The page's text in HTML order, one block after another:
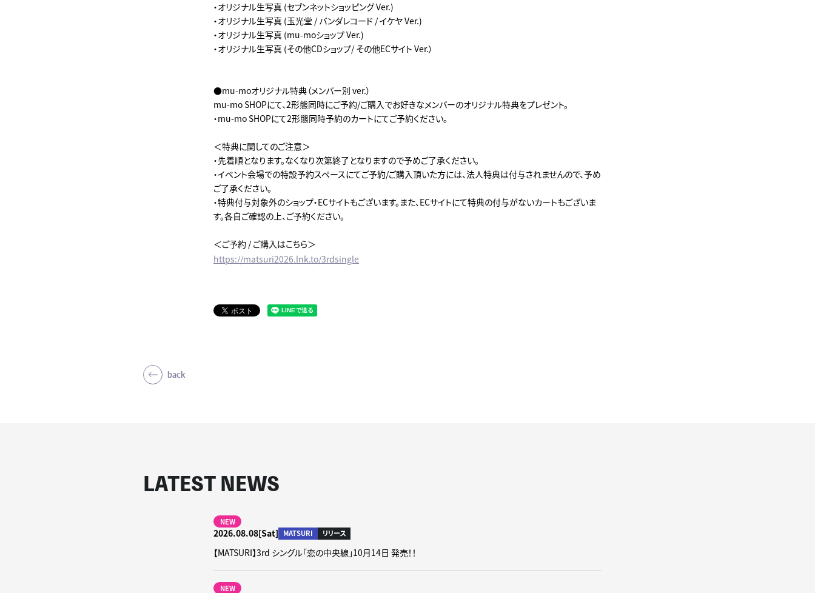
・オリジナル生写真 (セブンネットショッピング Ver.)
・オリジナル生写真 (玉光堂 / バンダレコード / イケヤ Ver.)
・オリジナル生写真 (mu-moショップ Ver.)
・オリジナル生写真 (その他CDショップ/ その他ECサイト Ver.）
●mu-moオリジナル特典（メンバー別 ver.）
mu-mo SHOPにて、2形態同時にご予約/ご購入でお好きなメンバーのオリジナル特典をプレゼント。
・mu-mo SHOPにて2形態同時予約のカートにてご予約ください。
＜特典に関してのご注意＞
・先着順となります。なくなり次第終了となりますので予めご了承ください。
・イベント会場での特設予約スペースにてご予約/ご購入頂いた方には、法人特典は付与されませんので、予め
ご了承ください。
・特典付与対象外のショップ・ECサイトもございます。また、ECサイトにて特典の付与がないカートもございま
す。各自ご確認の上、ご予約ください。
＜ご予約 / ご購入はこちら＞
https://matsuri2026.lnk.to/3rdsingle
back
LATEST NEWS
NEW
2026.08.08[Sat] MATSURI リリース
【MATSURI】3rd シングル「恋の中央線」10月14日 発売！！
NEW